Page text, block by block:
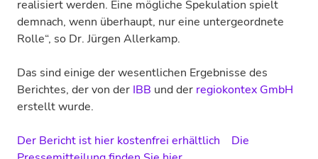
realisiert werden. Eine mögliche Spekulation spielt
demnach, wenn überhaupt, nur eine untergeordnete
Rolle“, so Dr. Jürgen Allerkamp.
Das sind einige der wesentlichen Ergebnisse des
Berichtes, der von der IBB und der regiokontex GmbH
erstellt wurde.
Der Bericht ist hier kostenfrei erhältlich
Die